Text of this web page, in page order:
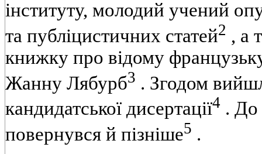
iнституту, молодий учений
та публiцистичних статей2 , а
книжку про вiдому
Жанну Лябурб3 . Згодом
кандидатської дисертацiї4 . До
повернувся й пiзнiше5 .